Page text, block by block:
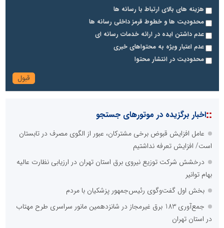
هزینه های بالای ارتباط با رسانه ها
محدودیت ها و خطوط قرمز داخلی رسانه ها
عدم داشتن ایده در ارائه خدمات رسانه ای
عدم اعتبار ویژه به محتواهای خبری
محدودیت در انتشار محتوا
::اخبار برگزیده در موتورهای جستجو
عامل افزایش قبوض برخی مشترکان، عبور از الگوی مصرف در تابستان
است/ افزایش تعرفه نداشتیم
درخشش شرکت توزیع نیروی برق استان تهران در ارزیابی نظارت عالیه
بهام توانیر
بخش اول گفت‌وگوی رئیس‌جمهور پزشکیان با مردم
جمع‌آوری 183 برق غیرمجاز در شانزدهمین مانور سراسری طرح مهتاب
در استان تهران